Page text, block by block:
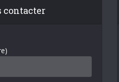
contacter